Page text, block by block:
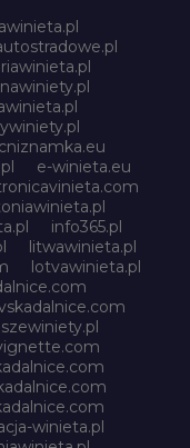
e-winieta.eu
info365.pl
litwawinieta.pl
lotvawinieta.pl
winieta.pl